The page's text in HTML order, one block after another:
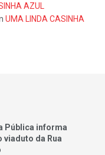
AZUL
UMA LINDA CASINHA
Pública informa
da Rua